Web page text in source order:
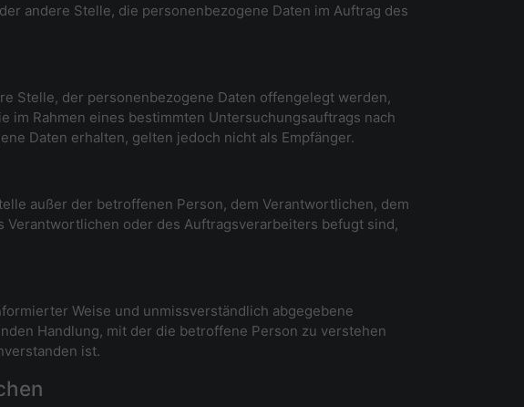
andere Stelle, die personenbezogene Daten im Auftrag des
Stelle, der personenbezogene Daten offengelegt werden,
im Rahmen eines bestimmten Untersuchungsauftrags nach
Daten erhalten, gelten jedoch nicht als Empfänger.
außer der betroffenen Person, dem Verantwortlichen, dem
oder des Auftragsverarbeiters befugt sind,
Weise und unmissverständlich abgegebene
Handlung, mit der die betroffene Person zu verstehen
ist.